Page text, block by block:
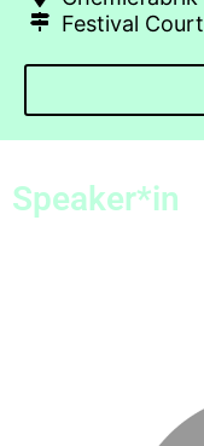
Festival Court
Speaker*in